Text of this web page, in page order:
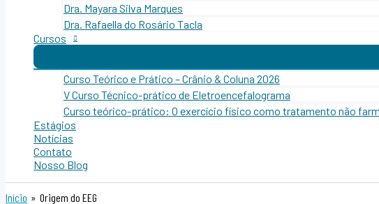
Dra. Mayara Silva Marques
Dra. Rafaella do Rosário Tacla
Cursos
Curso Teórico e Prático – Crânio & Coluna 2026
V Curso Técnico-prático de Eletroencefalograma
Curso teórico-prático: O exercício físico como tratamento não
Estágios
Notícias
Contato
Nosso Blog
Início Origem do EEG